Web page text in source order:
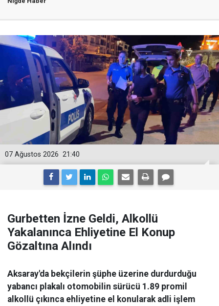
21:40
07 Ağustos 2026
Gurbetten İzne Geldi, Alkollü
Yakalanınca Ehliyetine El Konup
Gözaltına Alındı
Aksaray'da bekçilerin şüphe üzerine durdurduğu
yabancı plakalı otomobilin sürücü 1.89 promil
alkollü çıkınca ehliyetine el konularak adli işlem